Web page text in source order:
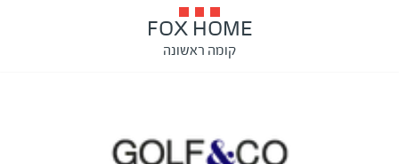
FOX HOME
קומה ראשונה